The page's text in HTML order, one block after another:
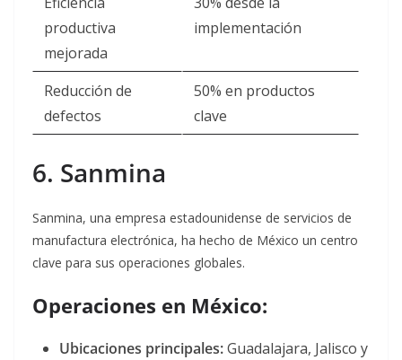
productiva
mejorada
implementación
Reducción de
defectos
50% en productos
clave
6. Sanmina
Sanmina, una empresa estadounidense de servicios de
manufactura electrónica, ha hecho de México un centro
clave para sus operaciones globales.
Operaciones en México:
Ubicaciones principales:Guadalajara, Jalisco y